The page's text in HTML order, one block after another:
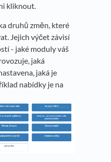
kliknout.
druhů změn, které
Jejich výčet závisí
- jaké moduly váš
jaká
jaká je
nabídky je na